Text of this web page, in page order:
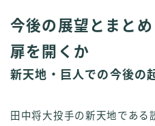
今後の展望とまと
扉を開くか
新天地・巨人での今後の
田中将大投手の新天地である